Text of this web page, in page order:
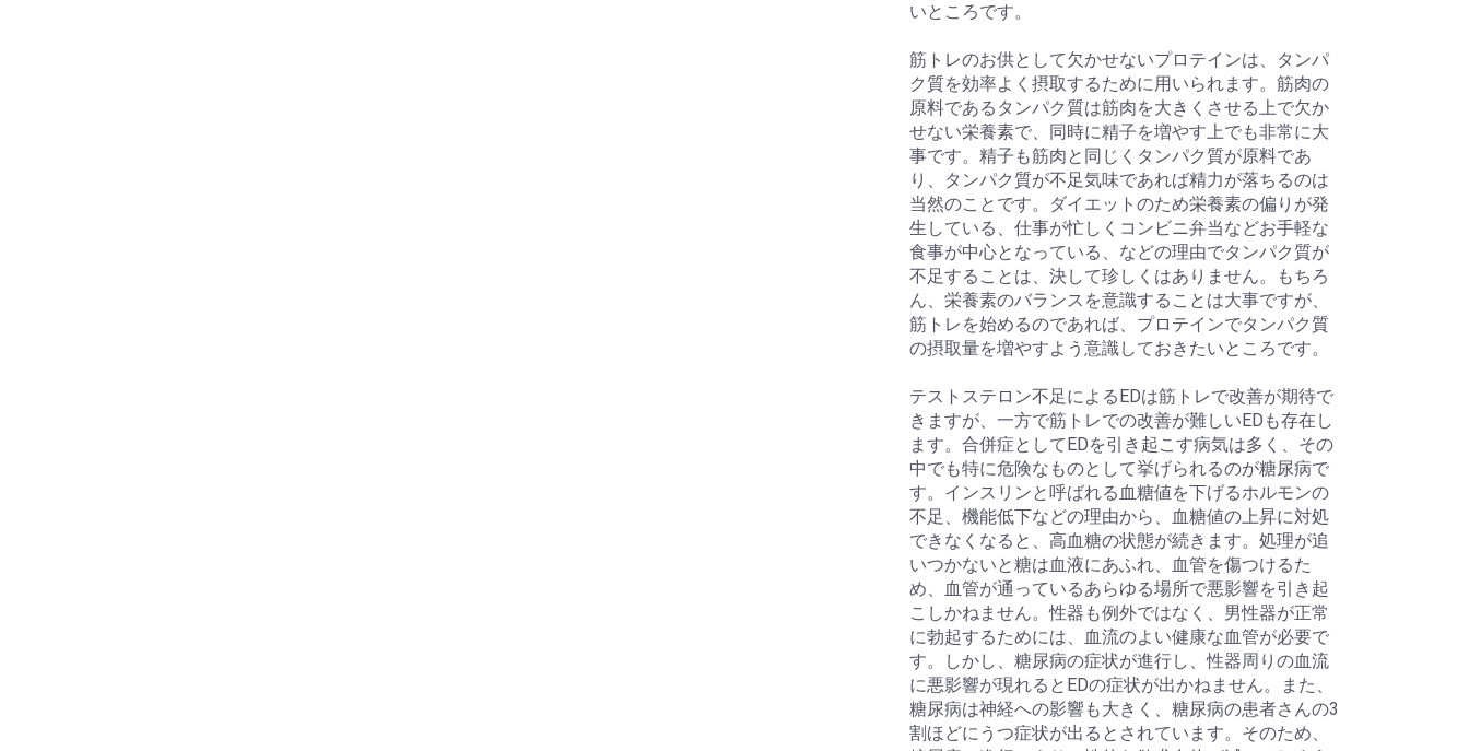
いところです。
筋トレのお供として欠かせないプロテインは、タンパ
ク質を効率よく摂取するために用いられます。筋肉の
原料であるタンパク質は筋肉を大きくさせる上で欠か
せない栄養素で、同時に精子を増やす上でも非常に大
事です。精子も筋肉と同じくタンパク質が原料であ
り、タンパク質が不足気味であれば精力が落ちるのは
当然のことです。ダイエットのため栄養素の偏りが発
生している、仕事が忙しくコンビニ弁当などお手軽な
食事が中心となっている、などの理由でタンパク質が
不足することは、決して珍しくはありません。もちろ
ん、栄養素のバランスを意識することは大事ですが、
筋トレを始めるのであれば、プロテインでタンパク質
の摂取量を増やすよう意識しておきたいところです。
テストステロン不足によるEDは筋トレで改善が期待で
きますが、一方で筋トレでの改善が難しいEDも存在し
ます。合併症としてEDを引き起こす病気は多く、その
中でも特に危険なものとして挙げられるのが糖尿病で
す。インスリンと呼ばれる血糖値を下げるホルモンの
不足、機能低下などの理由から、血糖値の上昇に対処
できなくなると、高血糖の状態が続きます。処理が追
いつかないと糖は血液にあふれ、血管を傷つけるた
め、血管が通っているあらゆる場所で悪影響を引き起
こしかねません。性器も例外ではなく、男性器が正常
に勃起するためには、血流のよい健康な血管が必要で
す。しかし、糖尿病の症状が進行し、性器周りの血流
に悪影響が現れるとEDの症状が出かねません。また、
糖尿病は神経への影響も大きく、糖尿病の患者さんの3
割ほどにうつ症状が出るとされています。そのため、